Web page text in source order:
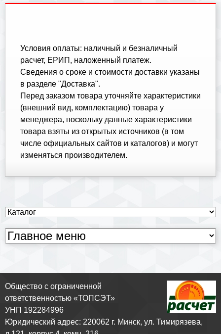
Условия оплаты: наличный и безналичный
расчет, ЕРИП, наложенный платеж.
Cведения о сроке и стоимости доставки указаны
в разделе "Доставка".
Перед заказом товара уточняйте характеристики
(внешний вид, комплектацию) товара у
менеджера, поскольку данные характеристики
товара взяты из открытых источников (в том
числе официальных сайтов и каталогов) и могут
изменяться производителем.
Общество с ограниченной
ответственностью «ТОПСЭТ»
УНП 192284996
Юридический адрес: 220062 г. Минск, ул. Тимирязева,